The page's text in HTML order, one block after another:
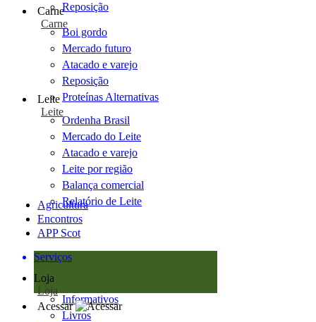
Reposição
Carne
Carne
Boi gordo
Mercado futuro
Atacado e varejo
Reposição
Proteínas Alternativas
Leite
Leite
Ordenha Brasil
Mercado do Leite
Atacado e varejo
Leite por região
Balança comercial
Relatório de Leite
Agricultura
Encontros
APP Scot
Serviços
Loja
Loja
Informativos
Livros
Acessar